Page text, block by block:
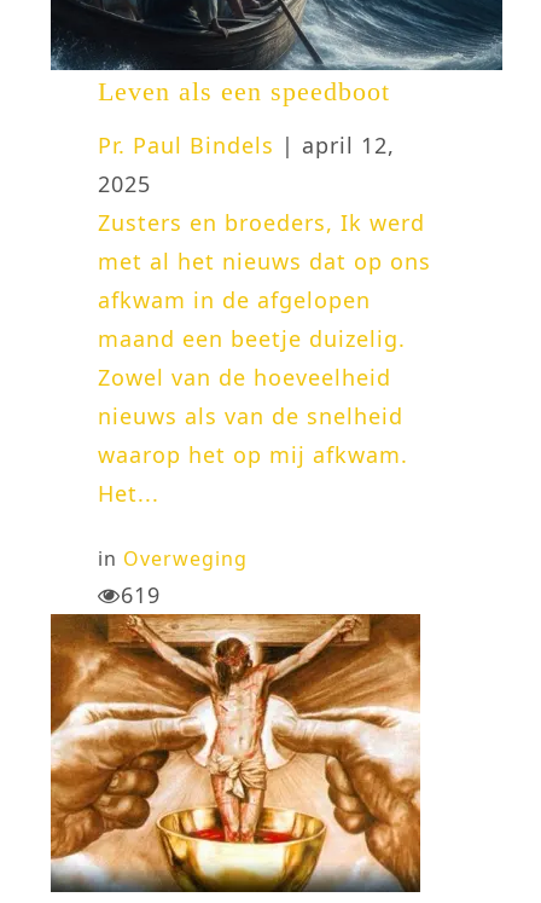
Leven als een speedboot
Pr. Paul Bindels | april 12,
2025
Zusters en broeders, Ik werd
met al het nieuws dat op ons
afkwam in de afgelopen
maand een beetje duizelig.
Zowel van de hoeveelheid
nieuws als van de snelheid
waarop het op mij afkwam.
Het...
in Overweging
619